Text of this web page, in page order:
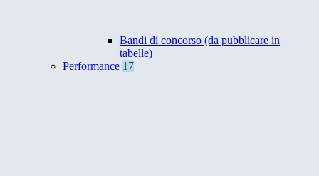
Bandi di concorso (da pubblicare in
tabelle)
Performance 17